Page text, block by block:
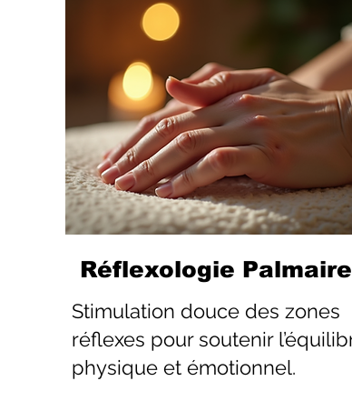
Réflexologie Palmaire
Stimulation douce des zones
réflexes pour soutenir
physique et émotionnel.